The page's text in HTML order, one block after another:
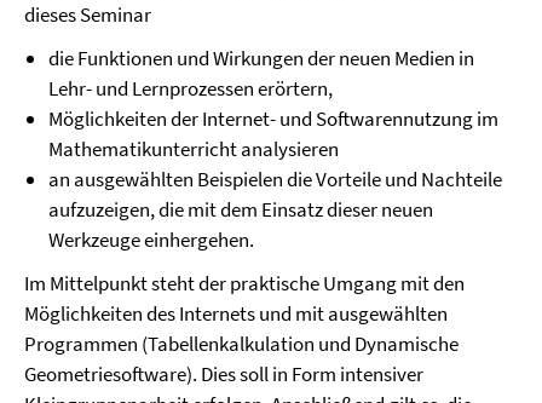
dieses Seminar
die Funktionen und Wirkungen der neuen Medien in
Lehr- und Lernprozessen erörtern,
Möglichkeiten der Internet- und Softwarennutzung im
Mathematikunterricht analysieren
an ausgewählten Beispielen die Vorteile und Nachteile
aufzuzeigen, die mit dem Einsatz dieser neuen
Werkzeuge einhergehen.
Im Mittelpunkt steht der praktische Umgang mit den
Möglichkeiten des Internets und mit ausgewählten
Programmen (Tabellenkalkulation und Dynamische
Geometriesoftware). Dies soll in Form intensiver